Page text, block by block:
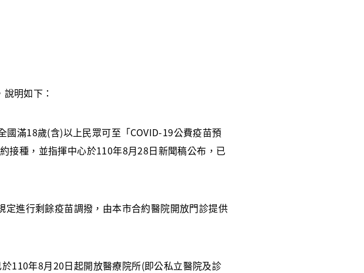
明如下：
滿18歲(含)以上民眾可至「COVID-19公費疫苗預
接種，並指揮中心於110年8月28日新聞稿公布，已
進行剩餘疫苗調撥，由本市合約醫院開放門診提供
110年8月20日起開放醫療院所(即公私立醫院及診